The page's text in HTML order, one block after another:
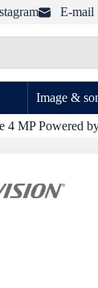
E-mail
Image &
4 MP Powered